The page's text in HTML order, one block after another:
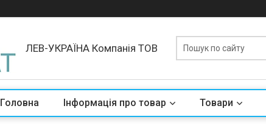
ЛЕВ-УКРАЇНА Компанія ТОВ
Головна Інформація про товар Товари